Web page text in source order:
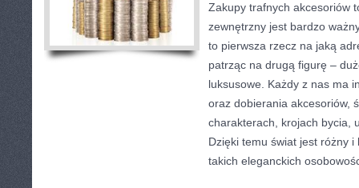
Zakupy trafnych akcesoriów
zewnętrzny jest bardzo
to pierwsza rzecz na jaką
patrząc na drugą figurę –
luksusowe. Każdy z nas ma
oraz dobierania akcesoriów,
charakterach, krojach bycia,
Dzięki temu świat jest różny
takich eleganckich